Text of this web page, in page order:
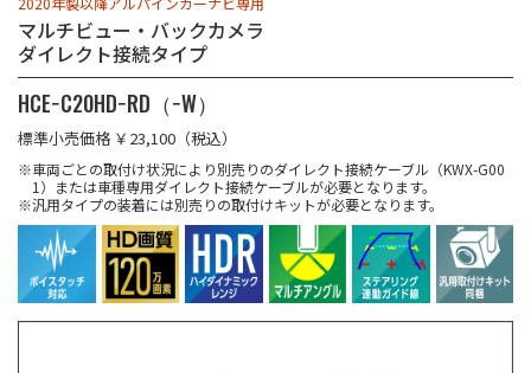
マルチビュー・バックカメラ
ダイレクト接続タイプ
HCE−C20HD−RD（−W）
標準小売価格 ￥23,100（税込）
※車両ごとの取付け状況により別売りのダイレクト接続ケーブル（KWX-G00
1）または車種専用ダイレクト接続ケーブルが必要となります。
※汎用タイプの装着には別売りの取付けキットが必要となります。